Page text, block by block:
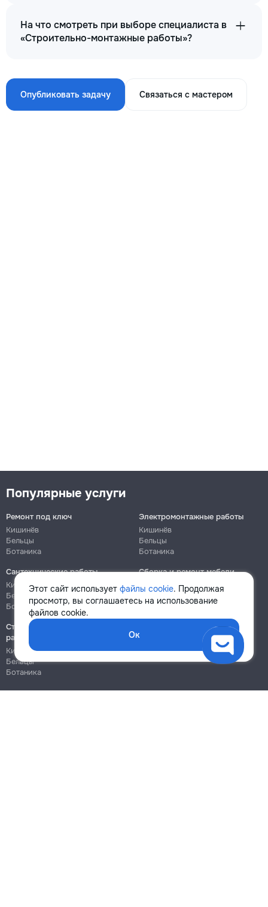
На что смотреть при выборе специалиста в
«Строительно-монтажные работы»?
Опубликовать задачу Связаться с мастером
Этот сайт использует файлы cookie. Продолжая
просмотр, вы соглашаетесь на использование
файлов cookie.
Ок
Популярные услуги
Ремонт под ключ
Кишинёв
Бельцы
Ботаника
Электромонтажные работы
Кишинёв
Бельцы
Ботаника
Сантехнические работы
Кишинёв
Бельцы
Ботаника
Сборка и ремонт мебели
Кишинёв
Ботаника
Строительно-монтажные
работы
Кишинёв
Бельцы
Ботаника